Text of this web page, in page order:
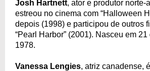
Josh Hartnett, ator e produtor norte-
estreou no cinema com “Halloween
depois (1998) e participou de outros
“Pearl Harbor” (2001). Nasceu em
1978.
Vanessa Lengies, atriz canadense,